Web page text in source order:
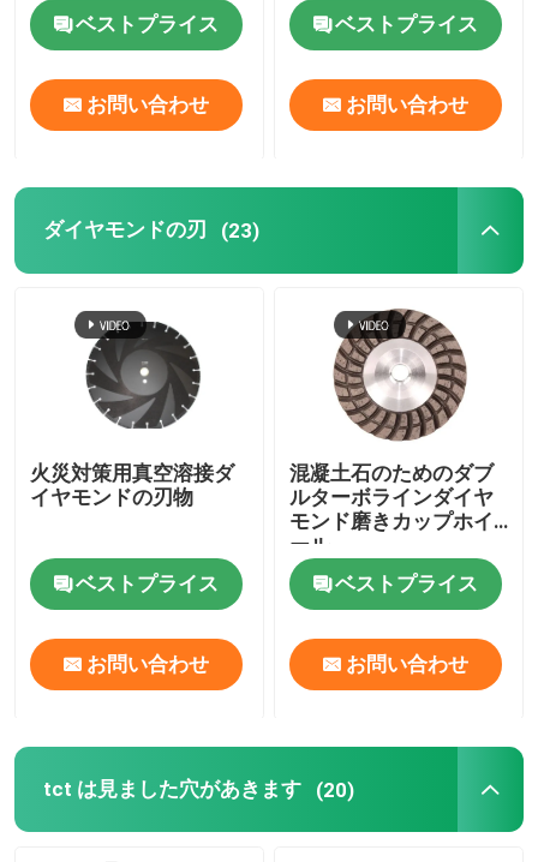
ベストプライス
お問い合わせ
ベストプライス
お問い合わせ
ダイヤモンドの刃 (23)
火災対策用真空溶接ダ
イヤモンドの刃物
ベストプライス
お問い合わせ
混凝土石のためのダブ
ルターボラインダイヤ
モンド磨きカップホイ
ール
ベストプライス
お問い合わせ
tct は見ました穴があきます (20)